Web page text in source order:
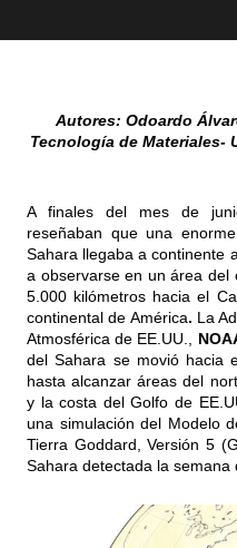
Autores: Odoardo
Tecnología de Materiales-
A finales del mes de
reseñaban que una
Sahara llegaba a continente
a observarse en un área del
5.000 kilómetros hacia el
continental de América. La
Atmosférica de EE.UU.,
del Sahara se movió hacia
hasta alcanzar áreas del
y la costa del Golfo de
una simulación del Modelo
Tierra Goddard, Versión 5
Sahara detectada la